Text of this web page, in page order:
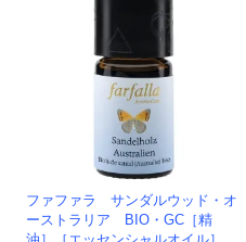
ファファラ サンダルウッド・オ
ーストラリア BIO・GC［精